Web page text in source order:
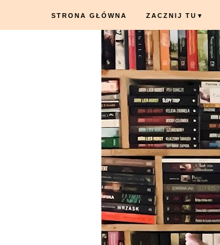
STRONA GŁÓWNA ZACZNIJ TU ▼